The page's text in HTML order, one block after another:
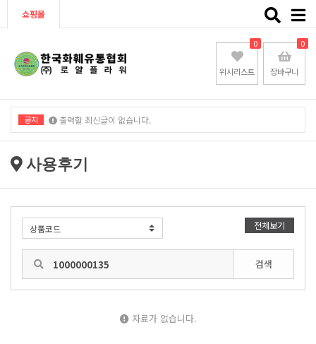
쇼핑몰
Toggle
위시리스트
0
장바구니
0
공지 출력할 최신글이 없습니다.
출력할 최신글이 없습니다.
사용후기
전체보기
검색
자료가 없습니다.